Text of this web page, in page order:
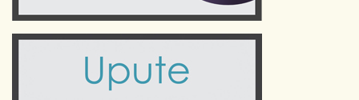
Komunalne usluge
Civilni sektor (arhiva udruga)
Sport i rekreacija
Turistička zajednica otoka Krka